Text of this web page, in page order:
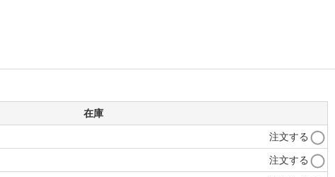
在庫
注文する
注文する